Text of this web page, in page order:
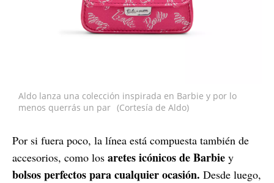
Aldo lanza una colección inspirada en Barbie y por lo
menos querrás un par (Cortesía de Aldo)
Por si fuera poco, la línea está compuesta también de
accesorios, como los aretes icónicos de Barbie y
bolsos perfectos para cualquier ocasión. Desde luego,